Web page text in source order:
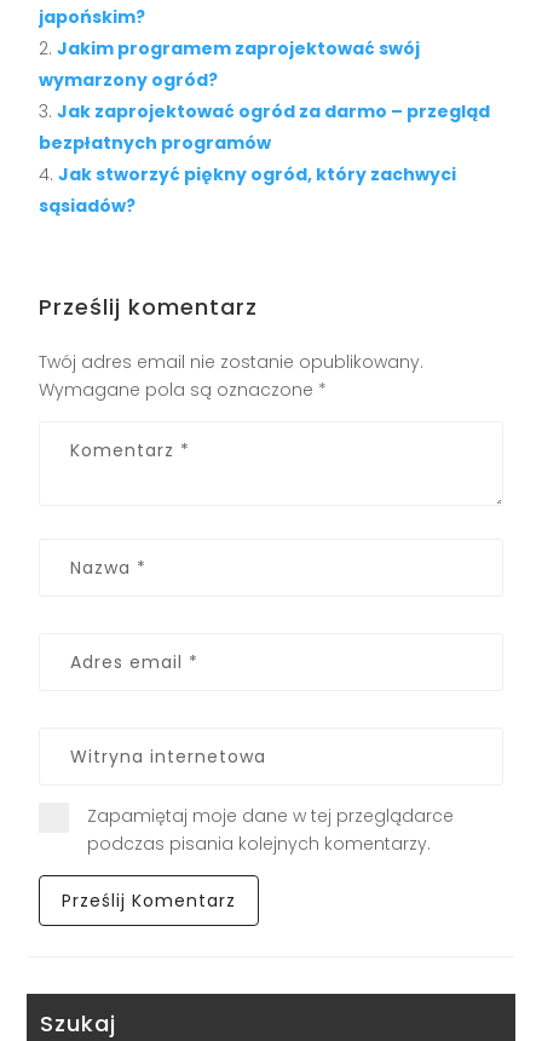
japońskim?
Jakim programem zaprojektować swój
wymarzony ogród?
Jak zaprojektować ogród za darmo – przegląd
bezpłatnych programów
Jak stworzyć piękny ogród, który zachwyci
sąsiadów?
Prześlij komentarz
Twój adres email nie zostanie opublikowany.
Wymagane pola są oznaczone *
Zapamiętaj moje dane w tej przeglądarce
podczas pisania kolejnych komentarzy.
Szukaj